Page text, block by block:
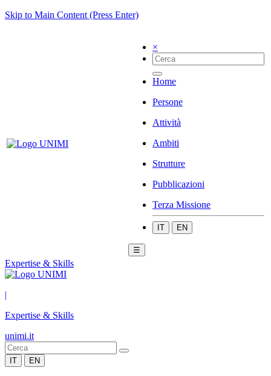
Skip to Main Content (Press Enter)
×
Home
Persone
Attività
Ambiti
Strutture
Pubblicazioni
Terza Missione
IT EN
☰
Expertise & Skills
|
Expertise & Skills
unimi.it
IT EN